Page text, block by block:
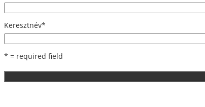
Keresztnév*
* = required field